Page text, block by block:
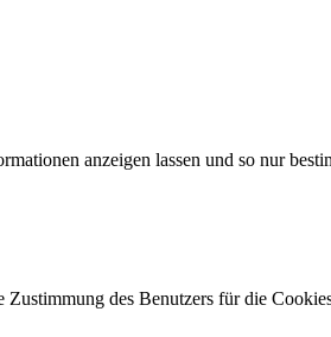
anzeigen lassen und so nur
des Benutzers für die